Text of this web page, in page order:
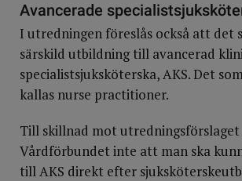
Avancerade
I utredningen föreslås också att det
särskild utbildning till avancerad
specialistsjuksköterska, AKS. Det
kallas nurse practitioner.
Till skillnad mot utredningsförslaget
Vårdförbundet inte att man ska
till AKS direkt efter